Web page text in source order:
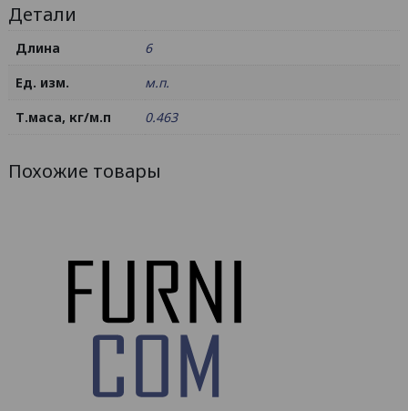
Детали
Длина
6
Ед. изм.
м.п.
Т.маса, кг/м.п
0.463
Похожие товары